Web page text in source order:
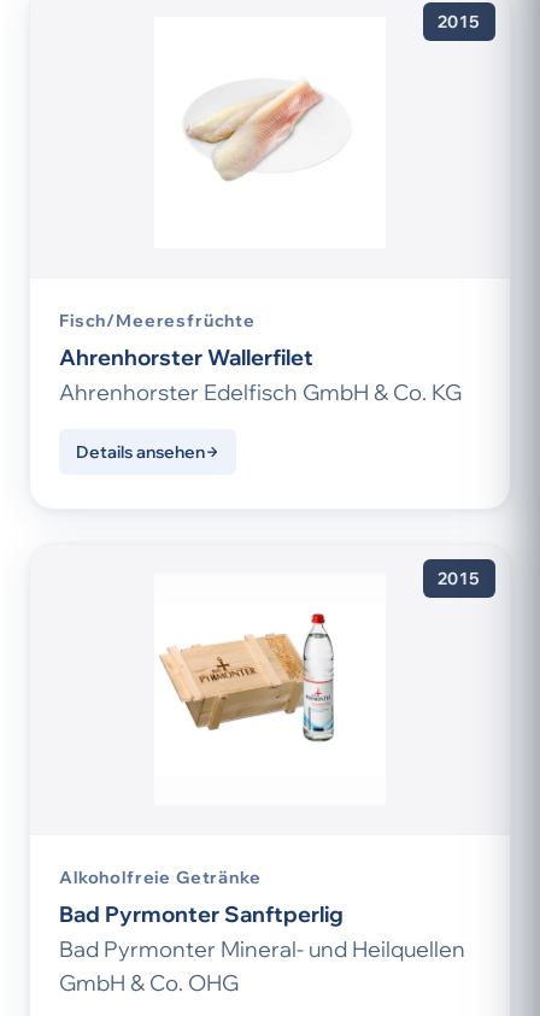
2015
Fisch/Meeresfrüchte
Ahrenhorster Wallerfilet
Ahrenhorster Edelfisch GmbH & Co. KG
Details ansehen
2015
Alkoholfreie Getränke
Bad Pyrmonter Sanftperlig
Bad Pyrmonter Mineral- und Heilquellen
GmbH & Co. OHG